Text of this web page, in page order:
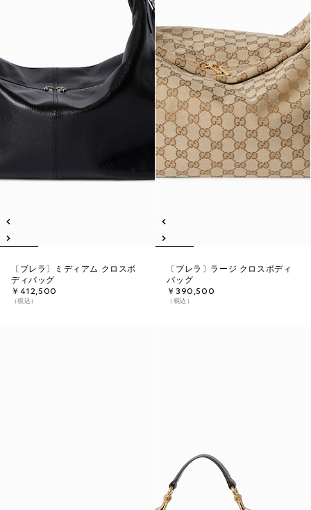
〔ブレラ〕ミディアム クロスボ
ディバッグ
￥412,500
（税込）
〔ブレラ〕ラージ クロスボディ
バッグ
￥390,500
（税込）